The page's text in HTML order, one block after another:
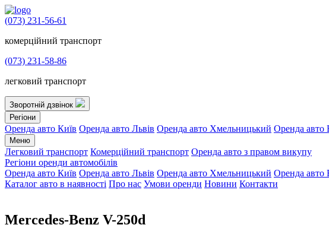
(073) 231-56-61
комерційний транспорт
(073) 231-58-86
легковий транспорт
Зворотній дзвінок
Регіони
Оренда авто Київ Оренда авто Львів Оренда авто Хмельницький Оренда авто
Меню
Легковий транспорт Комерційний транспорт Оренда авто з правом викупу
Регіони оренди автомобілів
Оренда авто Київ Оренда авто Львів Оренда авто Хмельницький Оренда авто
Каталог авто в наявності Про нас Умови оренди Новини Контакти
Mercedes-Benz V-250d